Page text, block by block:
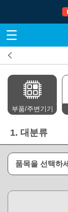
부품/주변기기
1. 대분류